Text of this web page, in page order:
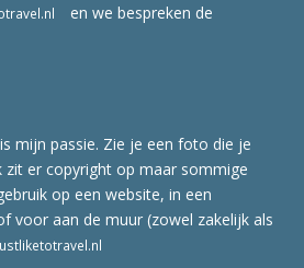
en we bespreken de
mijn passie. Zie je een foto die je
zit er copyright op maar sommige
op een website, in een
voor aan de muur (zowel zakelijk als